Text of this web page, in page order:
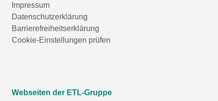
Impressum
Datenschutzerklärung
Barrierefreiheitserklärung
Cookie-Einstellungen prüfen
Webseiten der ETL-Gruppe